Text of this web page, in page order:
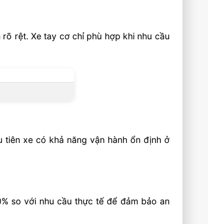
rệt. Xe tay cơ chỉ phù hợp khi nhu cầu
tiên xe có khả năng vận hành ổn định ở
so với nhu cầu thực tế để đảm bảo an